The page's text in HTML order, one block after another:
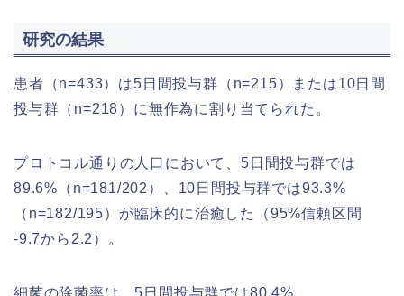
研究の結果
患者（n=433）は5日間投与群（n=215）または10日間
投与群（n=218）に無作為に割り当てられた。
プロトコル通りの人口において、5日間投与群では
89.6%（n=181/202）、10日間投与群では93.3%
（n=182/195）が臨床的に治癒した（95%信頼区間
-9.7から2.2）。
細菌の除菌率は、5日間投与群では80.4%